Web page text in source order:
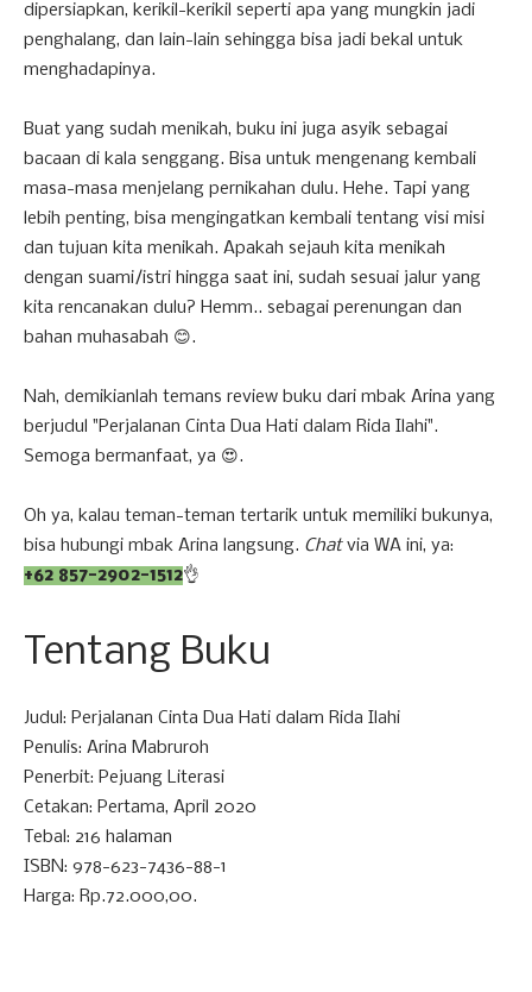
dipersiapkan, kerikil-kerikil seperti apa yang mungkin jadi
penghalang, dan lain-lain sehingga bisa jadi bekal untuk
menghadapinya.
Buat yang sudah menikah, buku ini juga asyik sebagai
bacaan di kala senggang. Bisa untuk mengenang kembali
masa-masa menjelang pernikahan dulu. Hehe. Tapi yang
lebih penting, bisa mengingatkan kembali tentang visi misi
dan tujuan kita menikah. Apakah sejauh kita menikah
dengan suami/istri hingga saat ini, sudah sesuai jalur yang
kita rencanakan dulu? Hemm.. sebagai perenungan dan
bahan muhasabah 😊.
Nah, demikianlah temans review buku dari mbak Arina yang
berjudul "Perjalanan Cinta Dua Hati dalam Rida Ilahi".
Semoga bermanfaat, ya 😍.
Oh ya, kalau teman-teman tertarik untuk memiliki bukunya,
bisa hubungi mbak Arina langsung. Chatvia WA ini, ya:
+62 857-2902-1512👌
Tentang Buku
Judul: Perjalanan Cinta Dua Hati dalam Rida Ilahi
Penulis: Arina Mabruroh
Penerbit: Pejuang Literasi
Cetakan: Pertama, April 2020
Tebal: 216 halaman
ISBN: 978-623-7436-88-1
Harga: Rp.72.000,00.